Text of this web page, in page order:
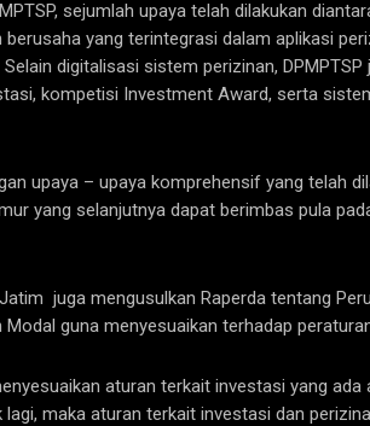
sejumlah upaya telah dilakukan
berusaha yang terintegrasi dalam aplikasi
digitalisasi sistem perizinan,
kompetisi Investment Award, serta
upaya – upaya komprehensif yang telah
yang selanjutnya dapat berimbas pula
juga mengusulkan Raperda tentang
guna menyesuaikan terhadap
aturan terkait investasi yang
lagi, maka aturan terkait investasi dan